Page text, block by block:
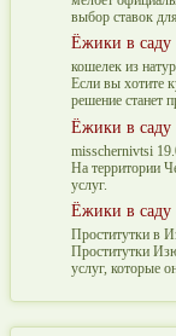
выбор ставок
Ёжики в саду
кошелек из
Если вы хотите
решение станет
Ёжики в саду
misschernivtsi
На территории
услуг.
Ёжики в саду
Проститутки в
Проститутки
услуг, которые